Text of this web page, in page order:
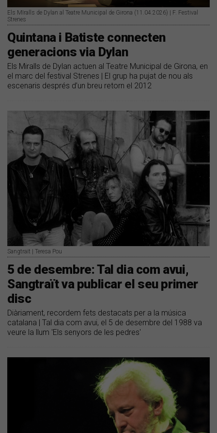
Els MIralls de Dylan al Teatre Municipal de Girona (11.04.2026) | F. Festival
Strenes
Quintana i Batiste connecten
generacions via Dylan
Els Miralls de Dylan actuen al Teatre Municipal de Girona, en
el marc del festival Strenes | El grup ha pujat de nou als
escenaris després d’un breu retorn el 2012
Sangtraït | Teresa Pou
5 de desembre: Tal dia com avui,
Sangtraït va publicar el seu primer
disc
Diàriament, recordem fets destacats per a la música
catalana | Tal dia com avui, el 5 de desembre del 1988 va
veure la llum 'Els senyors de les pedres'